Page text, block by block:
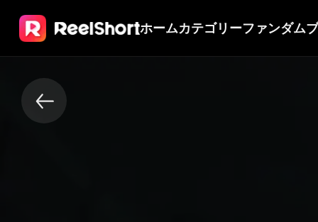
ホームカテゴリーファンダム